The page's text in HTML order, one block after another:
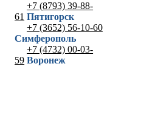
+7 (8793) 39-88-
61 Пятигорск
+7 (3652) 56-10-60
Симферополь
+7 (4732) 00-03-
59 Воронеж